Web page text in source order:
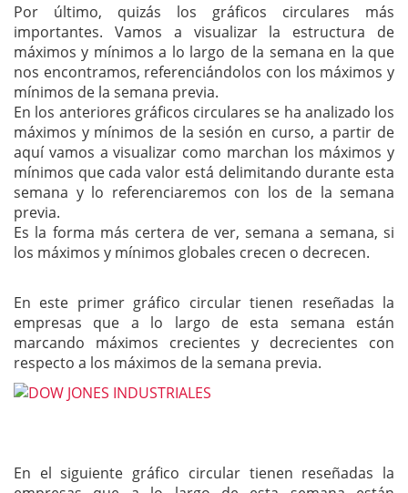
Por último, quizás los gráficos circulares más
importantes. Vamos a visualizar la estructura de
máximos y mínimos a lo largo de la semana en la que
nos encontramos, referenciándolos con los máximos y
mínimos de la semana previa.
En los anteriores gráficos circulares se ha analizado los
máximos y mínimos de la sesión en curso, a partir de
aquí vamos a visualizar como marchan los máximos y
mínimos que cada valor está delimitando durante esta
semana y lo referenciaremos con los de la semana
previa.
Es la forma más certera de ver, semana a semana, si
los máximos y mínimos globales crecen o decrecen.
En este primer gráfico circular tienen reseñadas la
empresas que a lo largo de esta semana están
marcando máximos crecientes y decrecientes con
respecto a los máximos de la semana previa.
En el siguiente gráfico circular tienen reseñadas la